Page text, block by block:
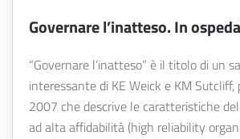
Governare l’inatteso. In
“Governare l’inatteso” è il titolo di un
interessante di KE Weick e KM Sutcliff,
2007 che descrive le caratteristiche
ad alta affidabilità (high reliability